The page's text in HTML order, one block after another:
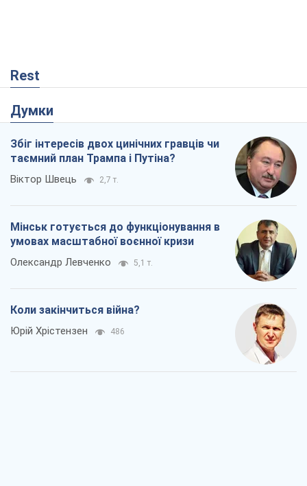
Rest
Думки
Збіг інтересів двох цинічних гравців чи
таємний план Трампа і Путіна?
Віктор Швець 2,7 т.
Мінськ готується до функціонування в
умовах масштабної воєнної кризи
Олександр Левченко 5,1 т.
Коли закінчиться війна?
Юрій Хрістензен 486